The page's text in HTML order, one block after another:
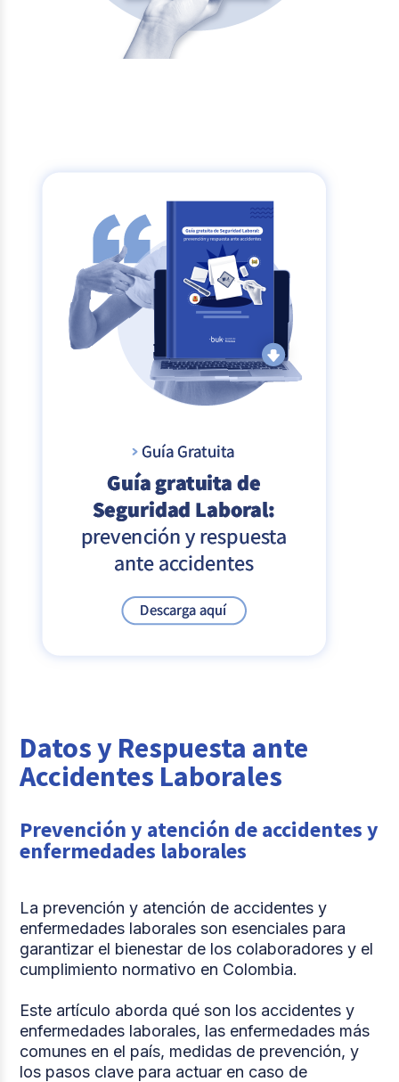
Datos y Respuesta ante
Accidentes Laborales
Prevención y atención de accidentes y
enfermedades laborales
La prevención y atención de accidentes y
enfermedades laborales son esenciales para
garantizar el bienestar de los colaboradores y el
cumplimiento normativo en Colombia.
Este artículo aborda qué son los accidentes y
enfermedades laborales, las enfermedades más
comunes en el país, medidas de prevención, y
los pasos clave para actuar en caso de